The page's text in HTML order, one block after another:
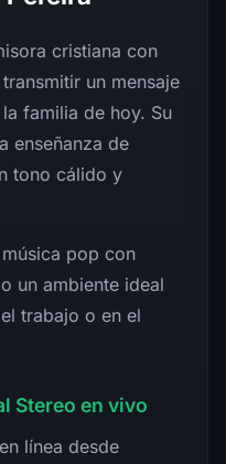
cristiana con
un mensaje
familia de hoy. Su
enseñanza de
tono cálido y
pop con
un ambiente ideal
trabajo o en el
Stereo en vivo
línea desde